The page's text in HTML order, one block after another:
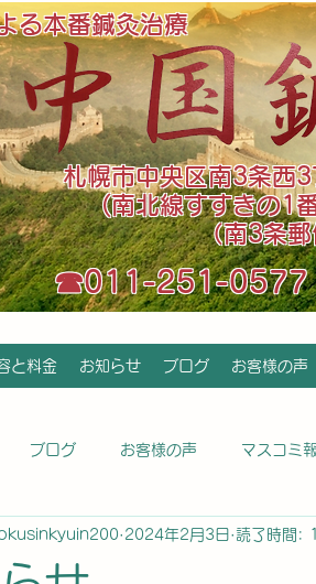
る本番鍼灸治療
札幌市中央区南3条西
(南北線すすきの1
（南3条
​☎011-251-0577
と料金 お知らせ ブログ お客様の声
ブログ お客様の声 マスコミ
2024年2月3日 読了時間: